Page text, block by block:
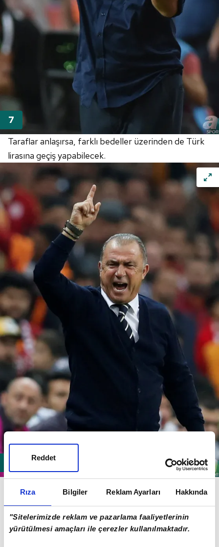
Rıza Bilgiler Reklam Ayarları Hakkında
"Sitelerimizde reklam ve pazarlama faaliyetlerinin
yürütülmesi amaçları ile çerezler kullanılmaktadır.
Reddet
Taraflar anlaşırsa, farklı bedeller üzerinden de Türk
lirasına geçiş yapabilecek.
liradan satılıyordu.